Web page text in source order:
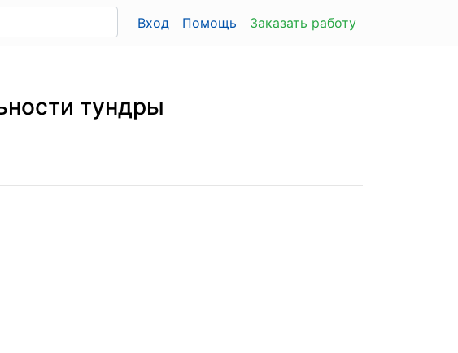
Вход Помощь Заказать работу
тундры